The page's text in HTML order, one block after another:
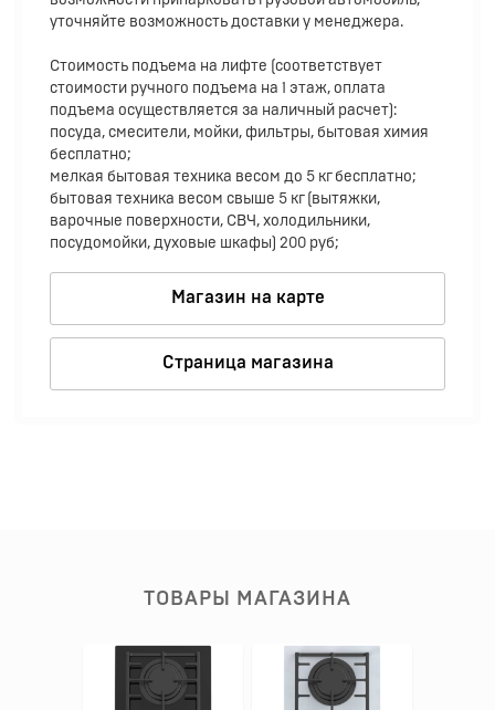
уточняйте возможность доставки у менеджера.
Стоимость подъема на лифте (соответствует
стоимости ручного подъема на 1 этаж, оплата
подъема осуществляется за наличный расчет):
посуда, смесители, мойки, фильтры, бытовая химия
бесплатно;
мелкая бытовая техника весом до 5 кг бесплатно;
бытовая техника весом свыше 5 кг (вытяжки,
варочные поверхности, СВЧ, холодильники,
посудомойки, духовые шкафы) 200 руб;
Магазин на карте
Страница магазина
ТОВАРЫ МАГАЗИНА